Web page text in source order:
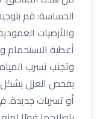
الحساسة: قم
والأرضيات
أغطية الاستحمام
وتجنب تسرب
بفحص العزل
أو تسربات